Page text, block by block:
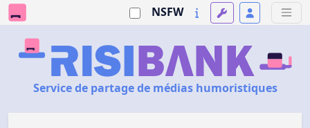
NSFW
Service de partage de médias humoristiques